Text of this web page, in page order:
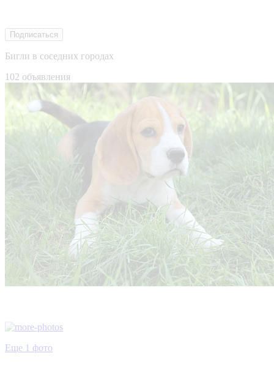
Подписаться
Бигли в соседних городах
102 объявления
Еще 1 фото